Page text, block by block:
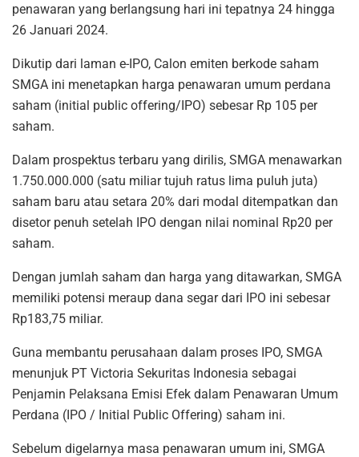
penawaran yang berlangsung hari ini tepatnya 24 hingga
26 Januari 2024.
Dikutip dari laman e-IPO, Calon emiten berkode saham
SMGA ini menetapkan harga penawaran umum perdana
saham (initial public offering/IPO) sebesar Rp 105 per
saham.
Dalam prospektus terbaru yang dirilis, SMGA menawarkan
1.750.000.000 (satu miliar tujuh ratus lima puluh juta)
saham baru atau setara 20% dari modal ditempatkan dan
disetor penuh setelah IPO dengan nilai nominal Rp20 per
saham.
Dengan jumlah saham dan harga yang ditawarkan, SMGA
memiliki potensi meraup dana segar dari IPO ini sebesar
Rp183,75 miliar.
Guna membantu perusahaan dalam proses IPO, SMGA
menunjuk PT Victoria Sekuritas Indonesia sebagai
Penjamin Pelaksana Emisi Efek dalam Penawaran Umum
Perdana (IPO / Initial Public Offering) saham ini.
Sebelum digelarnya masa penawaran umum ini, SMGA